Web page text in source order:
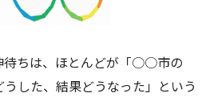
待ちは、ほとんどが「○○市の
した、結果どうなった」という